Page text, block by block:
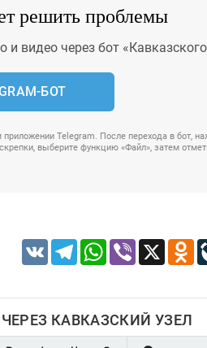
решить проблемы
видео через бот
БОТ
приложении Telegram. После перехода в бот,
выберите функцию «Файл», затем
VK TelegramWhatsApp
Viber X
КАВКАЗСКИЙ УЗЕЛ